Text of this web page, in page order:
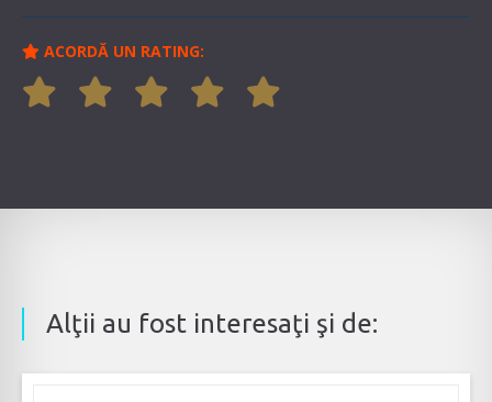
ACORDĂ UN RATING:
Alţii au fost interesaţi şi de: